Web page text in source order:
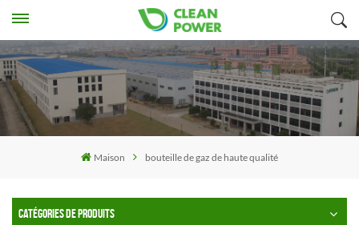
Maison bouteille de gaz de haute qualité
CATÉGORIES DE PRODUITS